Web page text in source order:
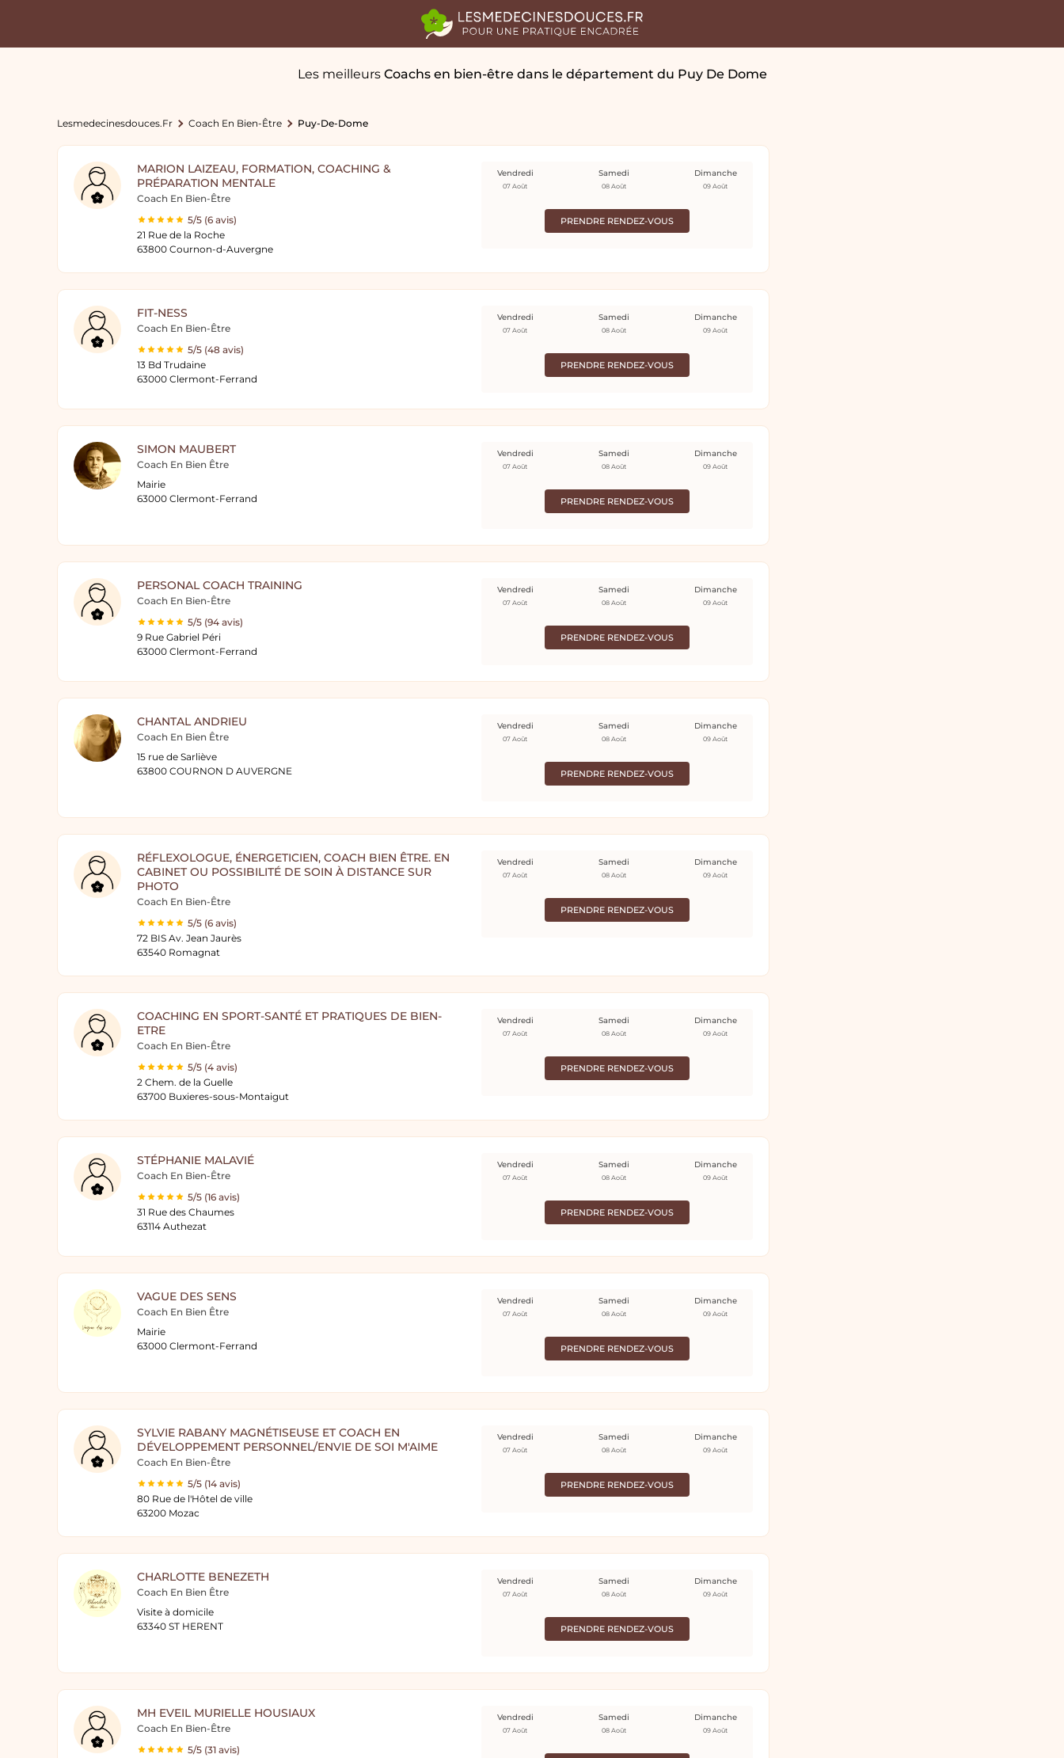
Les meilleurs Coachs en bien-être dans le département du Puy De Dome
Lesmedecinesdouces.fr Coach En Bien-Être Puy-De-Dome
MARION LAIZEAU, FORMATION, COACHING &
PRÉPARATION MENTALE
Coach En Bien-Être
5/5 (6 avis)
21 Rue de la Roche
63800 Cournon-d-Auvergne
PRENDRE RENDEZ-VOUS
Vendredi
07 Août
Samedi
08 Août
Dimanche
09 Août
FIT-NESS
Coach En Bien-Être
5/5 (48 avis)
13 Bd Trudaine
63000 Clermont-Ferrand
PRENDRE RENDEZ-VOUS
Vendredi
07 Août
Samedi
08 Août
Dimanche
09 Août
SIMON MAUBERT
Coach En Bien Être
Mairie
63000 Clermont-Ferrand
PRENDRE RENDEZ-VOUS
Vendredi
07 Août
Samedi
08 Août
Dimanche
09 Août
PERSONAL COACH TRAINING
Coach En Bien-Être
5/5 (94 avis)
9 Rue Gabriel Péri
63000 Clermont-Ferrand
PRENDRE RENDEZ-VOUS
Vendredi
07 Août
Samedi
08 Août
Dimanche
09 Août
CHANTAL ANDRIEU
Coach En Bien Être
15 rue de Sarliève
63800 COURNON D AUVERGNE
PRENDRE RENDEZ-VOUS
Vendredi
07 Août
Samedi
08 Août
Dimanche
09 Août
RÉFLEXOLOGUE, ÉNERGETICIEN, COACH BIEN ÊTRE. EN
CABINET OU POSSIBILITÉ DE SOIN À DISTANCE SUR
PHOTO
Coach En Bien-Être
5/5 (6 avis)
72 BIS Av. Jean Jaurès
63540 Romagnat
PRENDRE RENDEZ-VOUS
Vendredi
07 Août
Samedi
08 Août
Dimanche
09 Août
COACHING EN SPORT-SANTÉ ET PRATIQUES DE BIEN-
ETRE
Coach En Bien-Être
5/5 (4 avis)
2 Chem. de la Guelle
63700 Buxieres-sous-Montaigut
PRENDRE RENDEZ-VOUS
Vendredi
07 Août
Samedi
08 Août
Dimanche
09 Août
STÉPHANIE MALAVIÉ
Coach En Bien-Être
5/5 (16 avis)
31 Rue des Chaumes
63114 Authezat
PRENDRE RENDEZ-VOUS
Vendredi
07 Août
Samedi
08 Août
Dimanche
09 Août
VAGUE DES SENS
Coach En Bien Être
Mairie
63000 Clermont-Ferrand
PRENDRE RENDEZ-VOUS
Vendredi
07 Août
Samedi
08 Août
Dimanche
09 Août
SYLVIE RABANY MAGNÉTISEUSE ET COACH EN
DÉVELOPPEMENT PERSONNEL/ENVIE DE SOI M'AIME
Coach En Bien-Être
5/5 (14 avis)
80 Rue de l'Hôtel de ville
63200 Mozac
PRENDRE RENDEZ-VOUS
Vendredi
07 Août
Samedi
08 Août
Dimanche
09 Août
CHARLOTTE BENEZETH
Coach En Bien Être
Visite à domicile
63340 ST HERENT
PRENDRE RENDEZ-VOUS
Vendredi
07 Août
Samedi
08 Août
Dimanche
09 Août
MH EVEIL MURIELLE HOUSIAUX
Coach En Bien-Être
5/5 (31 avis)
Vendredi
07 Août
Samedi
08 Août
Dimanche
09 Août